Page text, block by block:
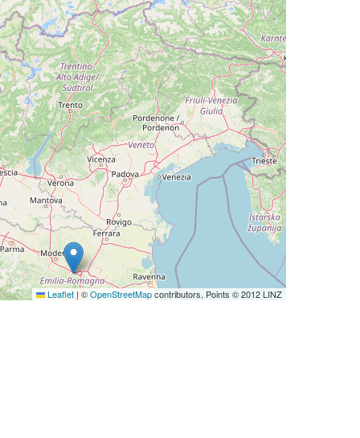
Leaflet|©OpenStreetMapcontributors, Points © 2012 LINZ